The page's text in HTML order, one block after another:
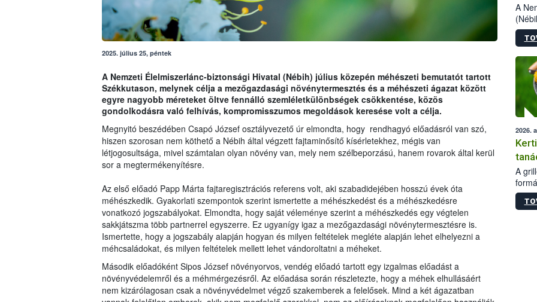
2025. július 25, péntek
A Nemzeti Élelmiszerlánc-biztonsági Hivatal (Nébih) július közepén méhészeti bemutatót tartott
Székkutason, melynek célja a mezőgazdasági növénytermesztés és a méhészeti ágazat között
egyre nagyobb méreteket öltve fennálló szemléletkülönbségek csökkentése, közös
gondolkodásra való felhívás, kompromisszumos megoldások keresése volt a célja.
Megnyitó beszédében Csapó József osztályvezető úr elmondta, hogy rendhagyó előadásról van szó,
hiszen szorosan nem köthető a Nébih által végzett fajtaminősítő kísérletekhez, mégis van
létjogosultsága, mivel számtalan olyan növény van, mely nem szélbeporzású, hanem rovarok által kerül
sor a megtermékenyítésre.
Az első előadó Papp Márta fajtaregisztrációs referens volt, aki szabadidejében hosszú évek óta
méhészkedik. Gyakorlati szempontok szerint ismertette a méhészkedést és a méhészkedésre
vonatkozó jogszabályokat. Elmondta, hogy saját véleménye szerint a méhészkedés egy végtelen
sakkjátszma több partnerrel egyszerre. Ez ugyanígy igaz a mezőgazdasági növénytermesztésre is.
Ismertette, hogy a jogszabály alapján hogyan és milyen feltételek megléte alapján lehet elhelyezni a
méhcsaládokat, és milyen feltételek mellett lehet vándoroltatni a méheket.
Második előadóként Sipos József növényorvos, vendég előadó tartott egy izgalmas előadást a
növényvédelemről és a méhmérgezésről. Az előadása során részletezte, hogy a méhek elhullásáért
nem kizárólagosan csak a növényvédelmet végző szakemberek a felelősek. Mind a két ágazatban
A
Az
2026.
A